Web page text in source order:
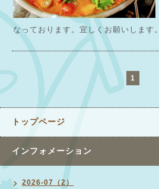
なっております。宜しくお願いします。
1
トップページ
インフォメーション
2026-07（2）